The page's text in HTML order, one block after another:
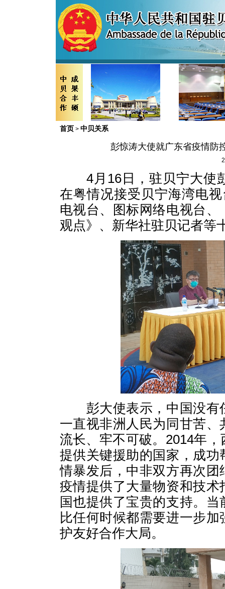
首页 > 中贝关系
彭惊涛大使就广东省疫情防
4月16日，驻贝宁大使
在粤情况接受贝宁海湾电
电视台、图标网络电视台
观点》、新华社驻贝记者等
彭大使表示，中国没有
一直视非洲人民为同甘苦
流长、牢不可破。2014年
提供关键援助的国家，成
情暴发后，中非双方再次
疫情提供了大量物资和技
国也提供了宝贵的支持。
比任何时候都需要进一步
护友好合作大局。